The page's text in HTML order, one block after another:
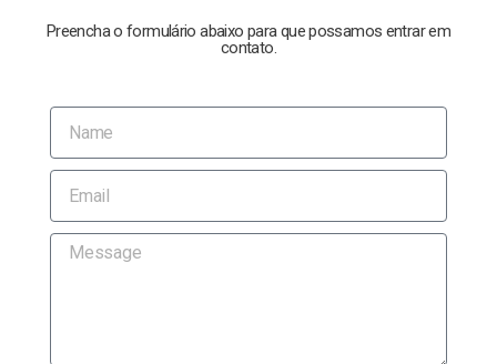
Preencha o formulário abaixo para que possamos entrar em
contato.